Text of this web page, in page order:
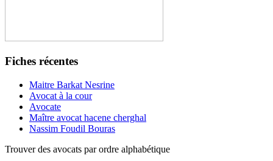
Fiches récentes
Maitre Barkat Nesrine
Avocat à la cour
Avocate
Maître avocat hacene cherghal
Nassim Foudil Bouras
Trouver des avocats par ordre alphabétique